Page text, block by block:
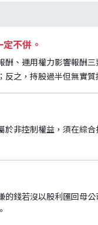
不併。
、運用權力影響報酬
之，持股過半但無實質
非控制權益，須在綜
錢若沒以股利匯回母